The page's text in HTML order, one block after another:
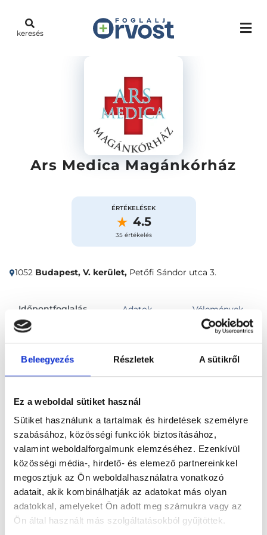
Beleegyezés Részletek A sütikről
Ez a weboldal sütiket használ
Sütiket használunk a tartalmak és hirdetések személyre
szabásához, közösségi funkciók biztosításához,
valamint weboldalforgalmunk elemzéséhez. Ezenkívül
közösségi média-, hirdető- és elemező partnereinkkel
megosztjuk az Ön weboldalhasználatra vonatkozó
adatait, akik kombinálhatják az adatokat más olyan
adatokkal, amelyeket Ön adott meg számukra vagy az
Ön által használt más szolgáltatásokból gyűjtöttek.
keresés
Ars Medica Magánkórház
ÉRTÉKELÉSEK
4.5
35 értékelés
1052 Budapest, V. kerület, Petőfi Sándor utca 3.
Időpontfoglalás Adatok Vélemények
Főoldal Klinikák
Baleseti sebész, Budapest, V. kerület